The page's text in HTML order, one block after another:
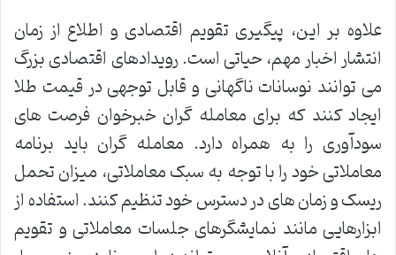
علاوه بر این، پیگیری تقویم اقتصادی و اطلاع از زمان
انتشار اخبار مهم، حیاتی است. رویدادهای اقتصادی بزرگ
می توانند نوسانات ناگهانی و قابل توجهی در قیمت طلا
ایجاد کنند که برای معامله گران خبرخوان فرصت های
سودآوری را به همراه دارد. معامله گران باید برنامه
معاملاتی خود را با توجه به سبک معاملاتی، میزان تحمل
ریسک و زمان های در دسترس خود تنظیم کنند. استفاده از
ابزارهایی مانند نمایشگرهای جلسات معاملاتی و تقویم